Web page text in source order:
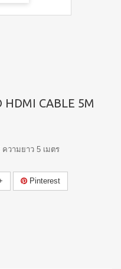
HDMI CABLE 5M
วามยาว 5 เมตร
Pinterest